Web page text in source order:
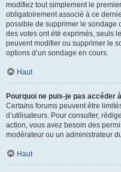
modifiez tout simplement le
obligatoirement associé à ce
possible de supprimer le sondage
des votes ont été exprimés, seuls
peuvent modifier ou supprimer le
options d’un sondage en cours.
Haut
Pourquoi ne puis-je pas accéder
Certains forums peuvent être
d’utilisateurs. Pour consulter,
action, vous avez besoin des
modérateur ou un administrateur
Haut